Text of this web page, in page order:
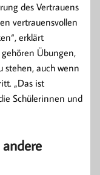
des Vertrauens
vertrauensvollen
erklärt
Übungen,
auch wenn
„Das ist
Schülerinnen und